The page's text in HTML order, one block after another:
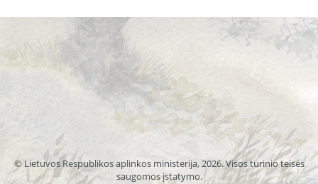
© Lietuvos Respublikos aplinkos ministerija, 2026. Visos turinio teisės
saugomos įstatymo.